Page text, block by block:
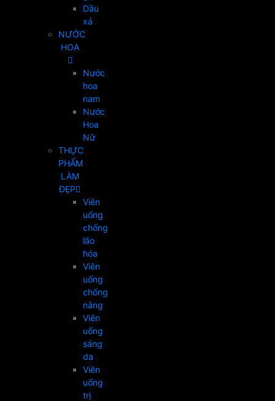
Dầu
xả
NƯỚC
HOA
Nước
hoa
nam
Nước
Hoa
Nữ
THỰC
PHẨM
LÀM
ĐẸP
Viên
uống
chống
lão
hóa
Viên
uống
chống
nắng
Viên
uống
sáng
da
Viên
uống
trị